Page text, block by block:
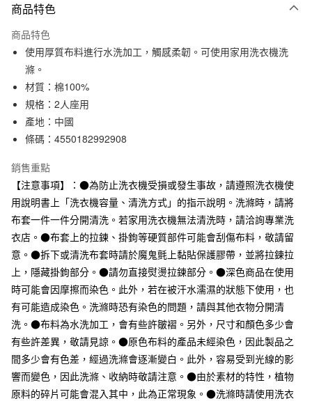
信用卡一次付款
信用卡分期付款
3 期 0 利率 每期
合作金庫商業銀行
華南商業銀行
上海商業儲蓄銀行
臺灣中小企業銀行
匯豐（台灣）商業銀行
聯邦商業銀行
元大商業銀行
永豐商業銀行
玉山商業銀行
星展（台灣）商業銀行
台新國際商業銀行
中國信託商業銀行
台灣樂天信用卡公司
LINE Pay
Apple Pay
街口支付
悠遊付
運送方式
大型家具配送
查看運費
滿 NT$30,000 (含以上) 免運費
商品特色
商品特色
使用厚質布料進行水洗加工，觸感柔韌。可使用家用洗衣機洗
滌。
材質：棉100%
規格：2人座用
產地：中國
條碼：4550182992908
銷售重點
【注意事項】：●為防止洗衣機受損或發生事故，請遵照洗衣機使
用說明書上「洗衣機容量、清洗方式」的指示說明。洗滌時，請將
布套一件一件分開清洗。若家用洗衣機無法清洗時，請洽詢專業洗
衣店。●布套上的拉鍊、掛鉤等硬質部件可能會刮傷布料，敬請留
意。●拆下或清洗布套時請於魔鬼氈上黏貼保護膠帶，並將拉鍊拉
上，隱藏掛鉤部分。●請勿直接熨燙拉鍊部分。●深色商品在使用
時可能會因摩擦而染色。此外，若在被汗水濡濕的狀態下使用，也
有可能造成染色。洗滌時恐有染色的問題，請與其他衣物分開清
洗。●布料為水洗加工，會有些許皺褶。另外，尺寸和顏色多少會
有些許差異，敬請見諒。●原色布料的產品未經染色，因此製品之
間多少會有色差，經過洗滌會逐漸變白。此外，容易受到光線的影
響而變色，因此洗滌、收納時敬請注意。●由於素材的特性，植物
原料的碎片可能會混入其中，此為正常現象。●洗滌時請使用洗衣